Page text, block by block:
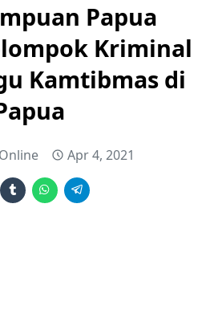
Papua
Kriminal
Kamtibmas di
Apr 4, 2021